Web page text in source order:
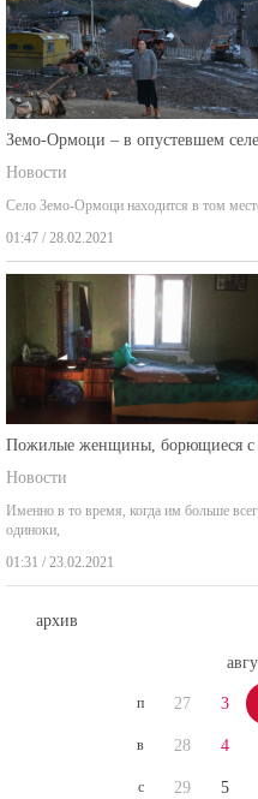
Земо-Ормоци – в опустевшем
Новости
Село Земо-Ормоци находится в том
01:47 / 28.02.2021
Пожилые женщины, борющиеся с
Новости
Именно в то время, когда им больше
одиноки,
01:31 / 23.02.2021
архив
п
в
с
27
28
29
3
4
5